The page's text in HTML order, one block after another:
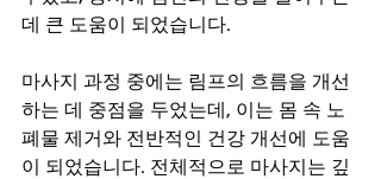
데 큰 도움이 되었습니다.
마사지 과정 중에는 림프의 흐름을 개선
하는 데 중점을 두었는데, 이는 몸 속 노
폐물 제거와 전반적인 건강 개선에 도움
이 되었습니다. 전체적으로 마사지는 깊